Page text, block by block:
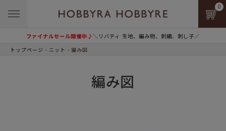
ファイナルセール開催中♪＼リバティ 生地、編み物、刺繍、刺し子／
0
トップページ ニット 編み図
編み図